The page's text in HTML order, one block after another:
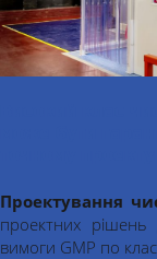
Проектування
проектних
вимоги GMP по
Високий клас